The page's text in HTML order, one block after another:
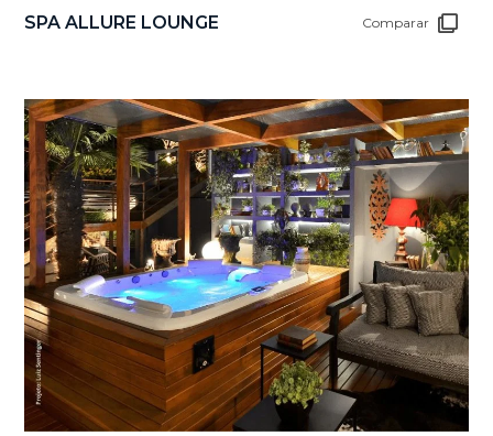
SPA ALLURE LOUNGE Comparar